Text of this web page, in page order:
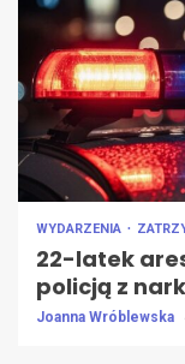
WYDARZENIA
22-latek
policją z
Joanna Wróblewska